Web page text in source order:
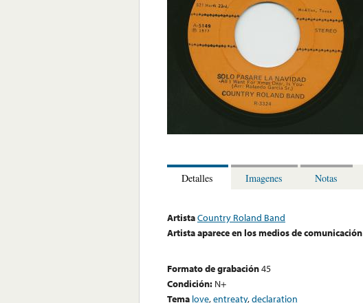
Detalles Imagenes Notas
ArtistaCountry Roland Band
Artista aparece en los medios de comunicación
Formato de grabación45
Condición: N+
Tema love,entreaty,declaration